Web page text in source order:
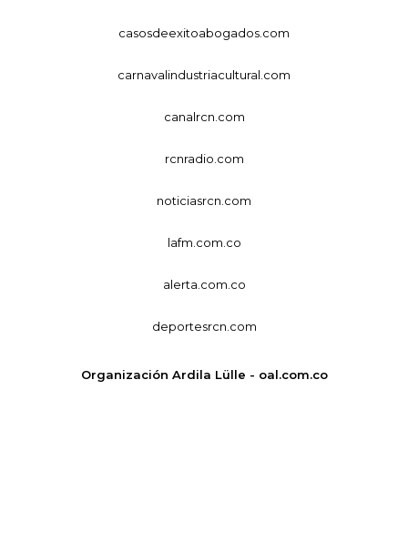
casosdeexitoabogados.com
carnavalindustriacultural.com
canalrcn.com
rcnradio.com
noticiasrcn.com
lafm.com.co
alerta.com.co
deportesrcn.com
Organización Ardila Lülle - oal.com.co